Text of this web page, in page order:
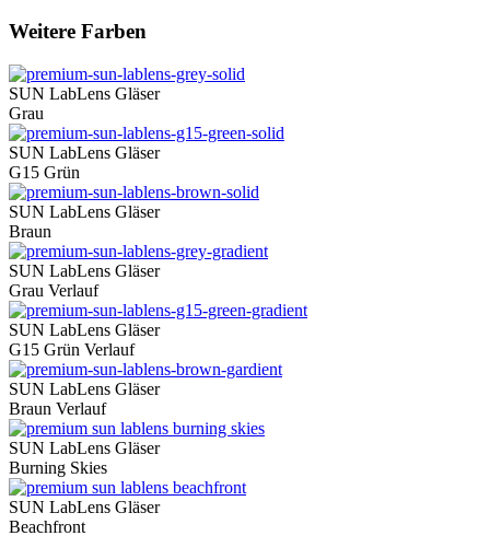
Weitere Farben
SUN LabLens Gläser
Grau
SUN LabLens Gläser
G15 Grün
SUN LabLens Gläser
Braun
SUN LabLens Gläser
Grau Verlauf
SUN LabLens Gläser
G15 Grün Verlauf
SUN LabLens Gläser
Braun Verlauf
SUN LabLens Gläser
Burning Skies
SUN LabLens Gläser
Beachfront